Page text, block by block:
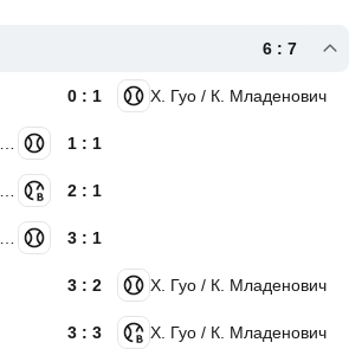
6 : 7
Х. Гуо / К. Младенович
0 : 1
1 : 1
2 : 1
3 : 1
Х. Гуо / К. Младенович
3 : 2
Х. Гуо / К. Младенович
3 : 3